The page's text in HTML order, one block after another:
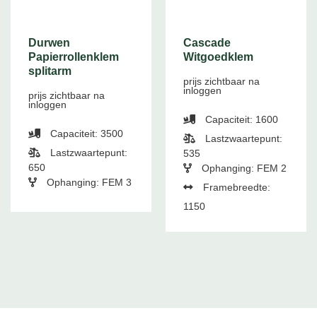
Durwen
Papierrollenklem
splitarm
prijs zichtbaar na
inloggen
Capaciteit: 3500
Lastzwaartepunt:
650
Ophanging: FEM 3
Cascade
Witgoedklem
prijs zichtbaar na
inloggen
Capaciteit: 1600
Lastzwaartepunt:
535
Ophanging: FEM 2
Framebreedte:
1150